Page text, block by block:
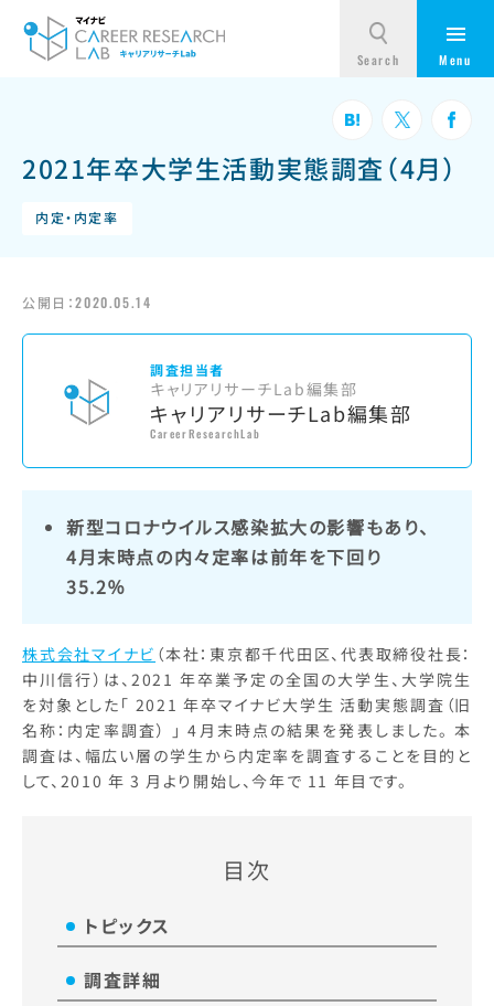
2021年卒大学生活動実態調査（4月）
内定・内定率
公開日：2020.05.14
調査担当者
キャリアリサーチLab編集部
キャリアリサーチLab編集部
CareerResearchLab
新型コロナウイルス感染拡大の影響もあり、
4月末時点の内々定率は前年を下回り
35.2％
株式会社マイナビ （本社：東京都千代田区、代表取締役社長：
中川信行）は、2021 年卒業予定の全国の大学生、大学院生
を対象とした「 2021 年卒マイナビ大学生 活動実態調査（旧
名称：内定率調査） 」 4月末時点の結果を発表しました。 本
調査は、幅広い層の学生から内定率を調査することを目的と
して、2010 年 3 月より開始し、今年で 11 年目です。
目次
トピックス
調査詳細